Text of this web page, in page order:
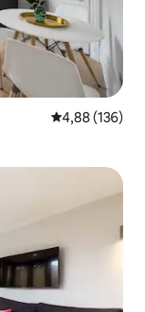
Средна
4,88 (136)